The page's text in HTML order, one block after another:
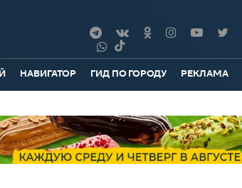
НАВИГАТОР ГИД ПО ГОРОДУ РЕКЛАМА